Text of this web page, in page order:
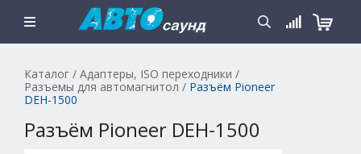
Каталог / Адаптеры, ISO переходники /
Разъемы для автомагнитол / Разъём Pioneer
DEH-1500
Разъём Pioneer DEH-1500